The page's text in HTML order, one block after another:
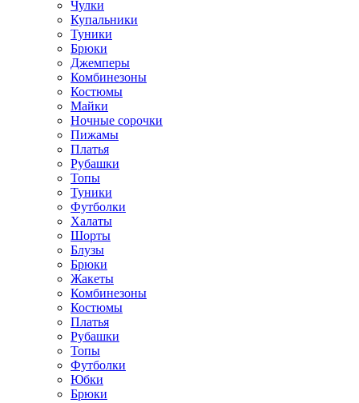
Чулки
Купальники
Туники
Брюки
Джемперы
Комбинезоны
Костюмы
Майки
Ночные сорочки
Пижамы
Платья
Рубашки
Топы
Туники
Футболки
Халаты
Шорты
Блузы
Брюки
Жакеты
Комбинезоны
Костюмы
Платья
Рубашки
Топы
Футболки
Юбки
Брюки